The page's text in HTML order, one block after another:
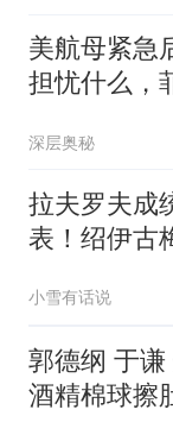
美航母紧急
担忧什么，
深层奥秘
拉夫罗夫成
表！绍伊古
懂了吗
小雪有话说
郭德纲 于谦
酒精棉球擦